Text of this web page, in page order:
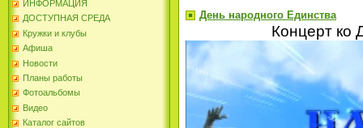
ИНФОРМАЦИЯ
ДОСТУПНАЯ СРЕДА
Кружки и клубы
Афиша
Новости
Планы работы
Фотоальбомы
Видео
Каталог сайтов
День народного Единства
Концерт ко